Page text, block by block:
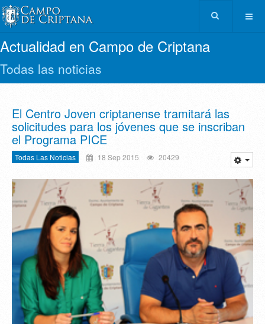
Actualidad en Campo de Criptana
Todas las noticias
El Centro Joven criptanense tramitará las
solicitudes para los jóvenes que se inscriban
el Programa PICE
Todas Las Noticias 18 Sep 2015 20429